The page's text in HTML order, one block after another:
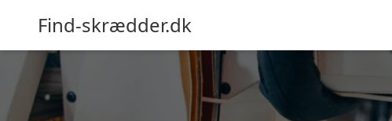
Find-skrædder.dk